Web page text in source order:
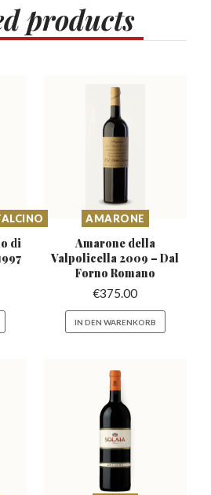
products
di
AMARONE
Amarone della
Valpolicella 2009 – Dal
Forno Romano
€375.00
IN DEN WARENKORB